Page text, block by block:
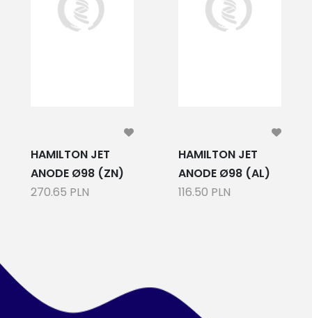
HAMILTON JET
ANODE Ø98 (ZN)
270.65 PLN
HAMILTON JET
ANODE Ø98 (AL)
116.50 PLN